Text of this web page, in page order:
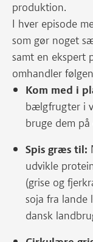
produktion.
I hver episode
som gør noget
samt en ekspert
omhandler
Kom med i
bælgfrugter i
bruge dem
Spis græs til:
udvikle
(grise og
soja fra lande
dansk